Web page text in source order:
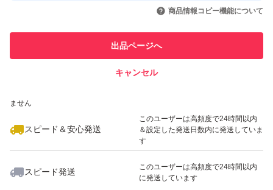
引を完了させた実績があります
での取引実績があります
ません
スピード＆安心発送
このユーザーは高頻度で24時間以内
＆設定した発送日数内に発送していま
す
スピード発送
このユーザーは高頻度で24時間以内
に発送しています
商品情報コピー機能について
出品ページへ
キャンセル
いいね！
6,300